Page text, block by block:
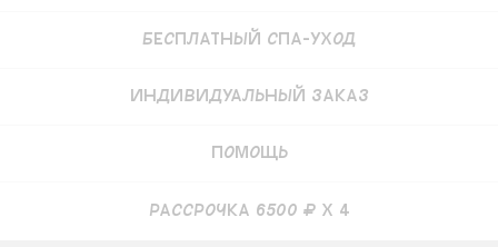
Бесплатный СПА-уход
Индивидуальный заказ
Помощь
рассрочка 6500 ₽ x 4